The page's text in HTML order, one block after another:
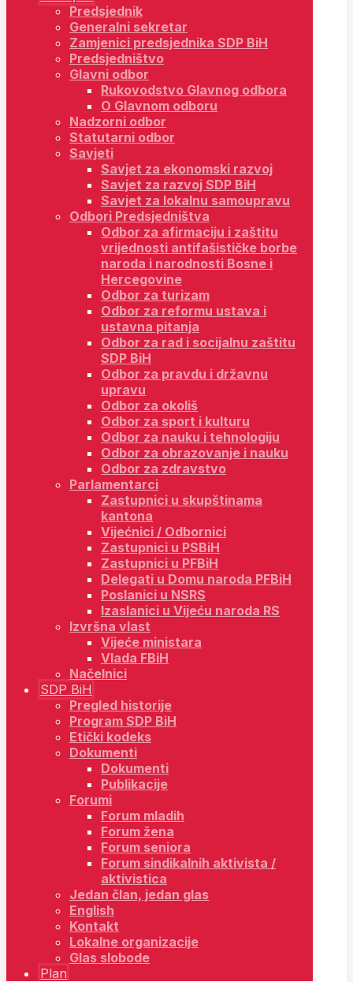
Predsjednik
Generalni sekretar
Zamjenici predsjednika SDP BiH
Predsjedništvo
Glavni odbor
Rukovodstvo Glavnog odbora
O Glavnom odboru
Nadzorni odbor
Statutarni odbor
Savjeti
Savjet za ekonomski razvoj
Savjet za razvoj SDP BiH
Savjet za lokalnu samoupravu
Odbori Predsjedništva
Odbor za afirmaciju i zaštitu
vrijednosti antifašističke borbe
naroda i narodnosti Bosne i
Hercegovine
Odbor za turizam
Odbor za reformu ustava i
ustavna pitanja
Odbor za rad i socijalnu zaštitu
SDP BiH
Odbor za pravdu i državnu
upravu
Odbor za okoliš
Odbor za sport i kulturu
Odbor za nauku i tehnologiju
Odbor za obrazovanje i nauku
Odbor za zdravstvo
Parlamentarci
Zastupnici u skupštinama
kantona
Vijećnici / Odbornici
Zastupnici u PSBiH
Zastupnici u PFBiH
Delegati u Domu naroda PFBiH
Poslanici u NSRS
Izaslanici u Vijeću naroda RS
Izvršna vlast
Vijeće ministara
Vlada FBiH
Načelnici
SDP BiH
Pregled historije
Program SDP BiH
Etički kodeks
Dokumenti
Dokumenti
Publikacije
Forumi
Forum mladih
Forum žena
Forum seniora
Forum sindikalnih aktivista /
aktivistica
Jedan član, jedan glas
English
Kontakt
Lokalne organizacije
Glas slobode
Plan